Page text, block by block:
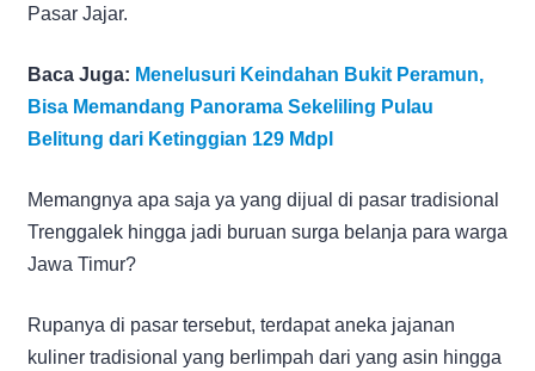
Pasar Jajar.
Baca Juga: Menelusuri Keindahan Bukit Peramun,
Bisa Memandang Panorama Sekeliling Pulau
Belitung dari Ketinggian 129 Mdpl
Memangnya apa saja ya yang dijual di pasar tradisional
Trenggalek hingga jadi buruan surga belanja para warga
Jawa Timur?
Rupanya di pasar tersebut, terdapat aneka jajanan
kuliner tradisional yang berlimpah dari yang asin hingga